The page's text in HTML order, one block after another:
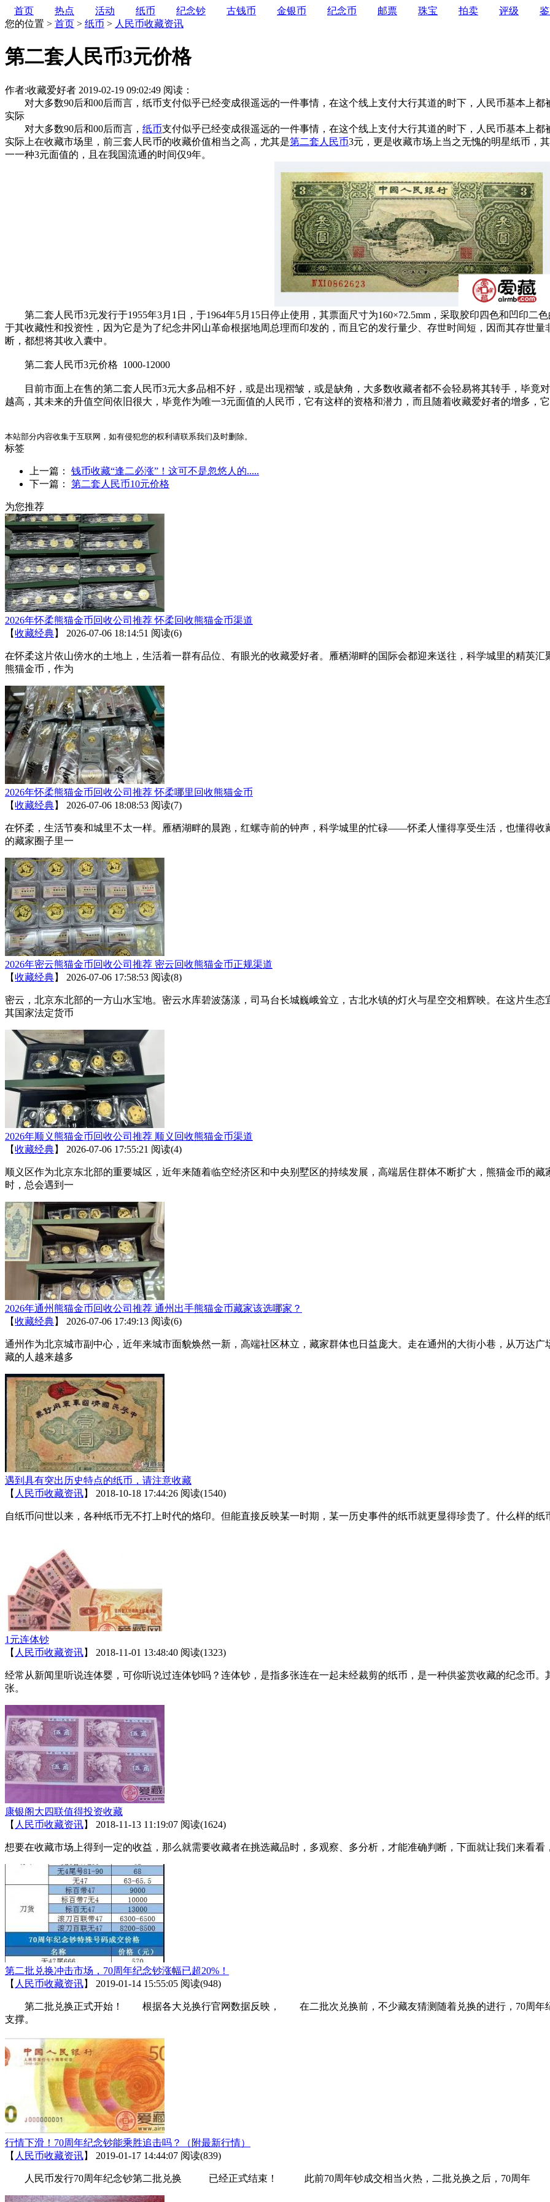
首页 热点 活动 纸币 纪念钞 古钱币 金银币 纪念币 邮票 珠宝 拍卖 评级
您的位置 > 首页 > 纸币 > 人民币收藏资讯
第二套人民币3元价格
作者:收藏爱好者 2019-02-19 09:02:49 阅读：
对大多数90后和00后而言，纸币支付似乎已经变成很遥远的一件事情，在这个线上支付大行其道的时下，人民币基本上都
实际
对大多数90后和00后而言， 纸币支付似乎已经变成很遥远的一件事情，在这个线上支付大行其道的时下，人民币基本上
实际上在收藏市场里，前三套人民币的收藏价值相当之高，尤其是第二套人民币3元，更是收藏市场上当之无愧的明星纸币，
一一种3元面值的，且在我国流通的时间仅9年。
第二套人民币3元发行于1955年3月1日，于1964年5月15日停止使用，其票面尺寸为160×72.5mm，采取胶印四色和凹印二
于其收藏性和投资性，因为它是为了纪念井冈山革命根据地周总理而印发的，而且它的发行量少、存世时间短，因而其存世
断，都想将其收入囊中。
第二套人民币3元价格 1000-12000
目前市面上在售的第二套人民币3元大多品相不好，或是出现褶皱，或是缺角，大多数收藏者都不会轻易将其转手，毕竟
越高，其未来的升值空间依旧很大，毕竟作为唯一3元面值的人民币，它有这样的资格和潜力，而且随着收藏爱好者的增多，
本站部分内容收集于互联网，如有侵犯您的权利请联系我们及时删除。
标签
上一篇： 钱币收藏“逢二必涨”！这可不是忽悠人的.....
下一篇： 第二套人民币10元价格
为您推荐
2026年怀柔熊猫金币回收公司推荐 怀柔回收熊猫金币渠道
【收藏经典】 2026-07-06 18:14:51 阅读(6)
在怀柔这片依山傍水的土地上，生活着一群有品位、有眼光的收藏爱好者。雁栖湖畔的国际会都迎来送往，科学城里的精英
熊猫金币，作为
2026年怀柔熊猫金币回收公司推荐 怀柔哪里回收熊猫金币
【收藏经典】 2026-07-06 18:08:53 阅读(7)
在怀柔，生活节奏和城里不太一样。雁栖湖畔的晨跑，红螺寺前的钟声，科学城里的忙碌——怀柔人懂得享受生活，也懂得
的藏家圈子里一
2026年密云熊猫金币回收公司推荐 密云回收熊猫金币正规渠道
【收藏经典】 2026-07-06 17:58:53 阅读(8)
密云，北京东北部的一方山水宝地。密云水库碧波荡漾，司马台长城巍峨耸立，古北水镇的灯火与星空交相辉映。在这片生
其国家法定货币
2026年顺义熊猫金币回收公司推荐 顺义回收熊猫金币渠道
【收藏经典】 2026-07-06 17:55:21 阅读(4)
顺义区作为北京东北部的重要城区，近年来随着临空经济区和中央别墅区的持续发展，高端居住群体不断扩大，熊猫金币的
时，总会遇到一
2026年通州熊猫金币回收公司推荐 通州出手熊猫金币藏家该选哪家？
【收藏经典】 2026-07-06 17:49:13 阅读(6)
通州作为北京城市副中心，近年来城市面貌焕然一新，高端社区林立，藏家群体也日益庞大。走在通州的大街小巷，从万达
藏的人越来越多
遇到具有突出历史特点的纸币，请注意收藏
【 人民币收藏资讯】 2018-10-18 17:44:26 阅读(1540)
自纸币问世以来，各种纸币无不打上时代的烙印。但能直接反映某一时期，某一历史事件的纸币就更显得珍贵了。什么样的纸
1元连体钞
【 人民币收藏资讯】 2018-11-01 13:48:40 阅读(1323)
经常从新闻里听说连体婴，可你听说过连体钞吗？连体钞，是指多张连在一起未经裁剪的纸币，是一种供鉴赏收藏的纪念币。
张。
康银阁大四联值得投资收藏
【 人民币收藏资讯】 2018-11-13 11:19:07 阅读(1624)
想要在收藏市场上得到一定的收益，那么就需要收藏者在挑选藏品时，多观察、多分析，才能准确判断，下面就让我们来看看
第二批兑换冲击市场，70周年纪念钞涨幅已超20%！
【 人民币收藏资讯】 2019-01-14 15:55:05 阅读(948)
第二批兑换正式开始！ 根据各大兑换行官网数据反映， 在二批次兑换前，不少藏友猜测随着兑换的进行，70周年
支撑。
行情下滑！70周年纪念钞能乘胜追击吗？（附最新行情）
【 人民币收藏资讯】 2019-01-17 14:44:07 阅读(839)
人民币发行70周年纪念钞第二批兑换 已经正式结束！ 此前70周年钞成交相当火热，二批兑换之后，70周年